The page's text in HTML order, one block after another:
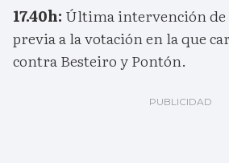
17.40h: Última intervención de
previa a la votación en la que
contra Besteiro y Pontón.